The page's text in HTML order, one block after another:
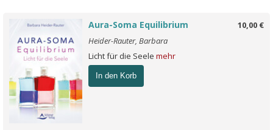
10,00 €
Aura-Soma Equilibrium
Heider-Rauter, Barbara
Licht für die Seele mehr
In den Korb